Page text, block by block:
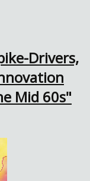
Drivers,
Mid 60s"